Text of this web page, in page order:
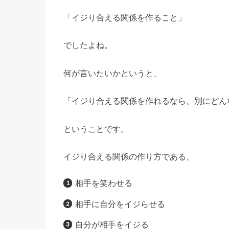
「イジり合える関係を作ること」
でしたよね。
何が言いたいかというと、
「イジり合える関係を作れるなら、別にど
ということです。
イジり合える関係の作り方である、
相手を笑わせる
相手に自分をイジらせる
自分が相手をイジる